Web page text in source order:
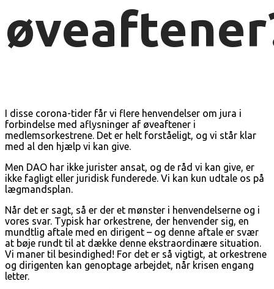
I disse corona-tider får vi flere henvendelser om jura i
forbindelse med aflysninger af øveaftener i
medlemsorkestrene. Det er helt forståeligt, og vi står klar
med al den hjælp vi kan give.
Men DAO har ikke jurister ansat, og de råd vi kan give, er
ikke fagligt eller juridisk funderede. Vi kan kun udtale os på
lægmandsplan.
Når det er sagt, så er der et mønster i henvendelserne og i
vores svar. Typisk har orkestrene, der henvender sig, en
mundtlig aftale med en dirigent – og denne aftale er svær
at bøje rundt til at dække denne ekstraordinære situation.
Vi maner til besindighed! For det er så vigtigt, at orkestrene
og dirigenten kan genoptage arbejdet, når krisen engang
letter.